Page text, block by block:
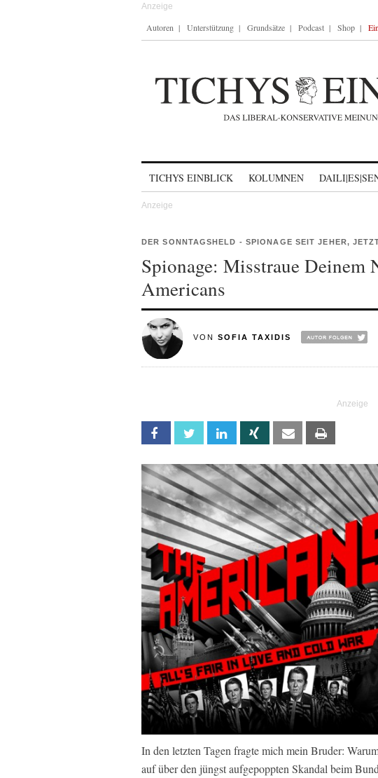
Autoren Unterstützung Grundsätze Podcast Shop
TICHYS EINBLICK KOLUMNEN
DER SONNTAGSHELD - SPIONAGE SEIT JEHER,
Spionage: Misstraue Deinem
Americans
VON SOFIA TAXIDIS
Facebook Twitter Linkedin Xing Email
In den letzten Tagen fragte mich mein Bruder:
auf über den jüngst aufgepoppten Skandal beim